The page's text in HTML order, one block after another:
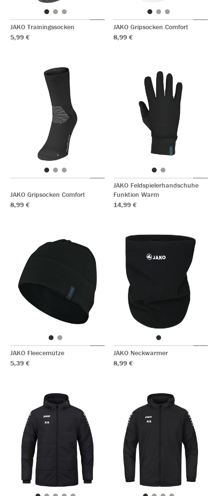
JAKO Trainingssocken
5,99 €
JAKO Gripsocken Comfort
8,99 €
JAKO Gripsocken Comfort
8,99 €
JAKO Feldspielerhandschuhe
Funktion Warm
14,99 €
JAKO Fleecemütze
5,39 €
JAKO Neckwarmer
8,99 €